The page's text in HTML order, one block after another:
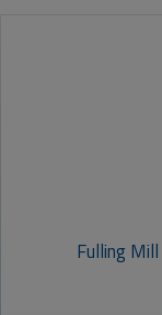
Fulling